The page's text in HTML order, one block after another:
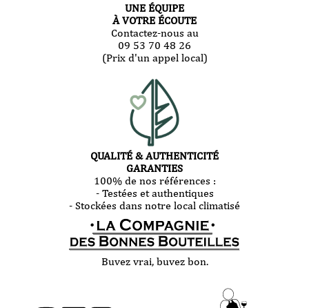
UNE ÉQUIPE
À VOTRE ÉCOUTE
Contactez-nous au
09 53 70 48 26
(Prix d'un appel local)
QUALITÉ & AUTHENTICITÉ
GARANTIES
100% de nos références :
- Testées et authentiques
- Stockées dans notre local climatisé
Buvez vrai, buvez bon.